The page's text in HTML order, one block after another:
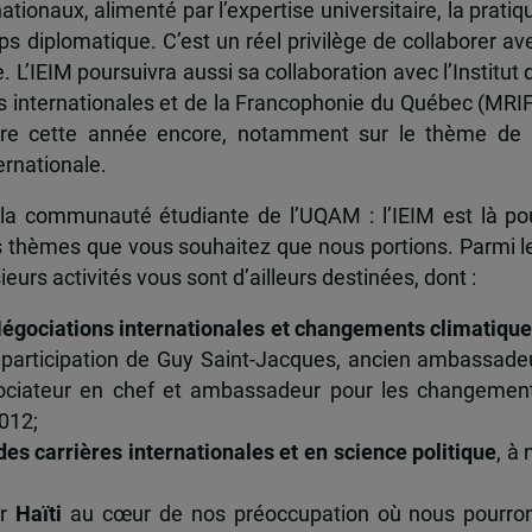
alimenté par l’expertise universitaire, la
diplomatique. C’est un réel privilège de collaborer
poursuivra aussi sa collaboration avec l’Institut
et de la Francophonie du Québec
cette année encore, notamment sur le thème de
communauté étudiante de l’UQAM : l’IEIM est là
thèmes que vous souhaitez que nous portions. Parmi
activités vous sont d’ailleurs destinées, dont :
internationales et changements
de Guy Saint-Jacques, ancien
en chef et ambassadeur pour les
carrières internationales et en science politique, à
Haïti au cœur de nos préoccupation où nous